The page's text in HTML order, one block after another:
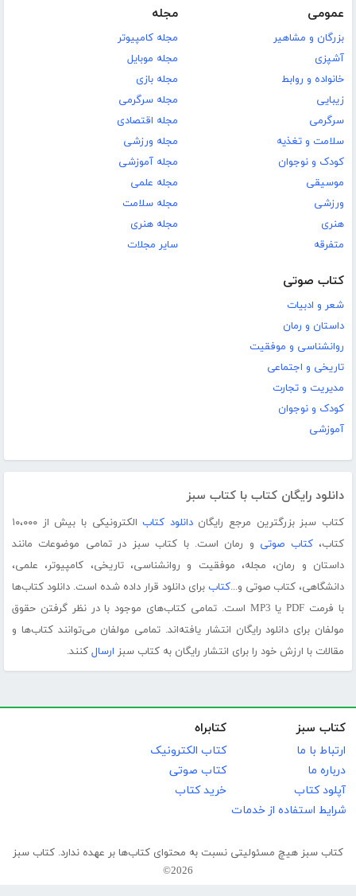
عمومی
بزرگان و مشاهیر
آشپزی
خانواده و روابط
زیبایی
سرگرمی
سلامت و تغذیه
کودک و نوجوان
موسیقی
ورزشی
هنری
متفرقه
مجله
مجله کامپیوتر
مجله موبایل
مجله بازی
مجله سرگرمی
مجله اقتصادی
مجله ورزشی
مجله آموزشی
مجله علمی
مجله سلامت
مجله هنری
سایر مجلات
کتاب صوتی
شعر و ادبیات
داستان و رمان
روانشناسی و موفقیت
تاریخی و اجتماعی
مدیریت و تجارت
کودک و نوجوان
آموزشی
دانلود رایگان کتاب با کتاب سبز
کتاب سبز بزرگترین مرجع رایگاندانلود کتاب
الکترونیکی با بیش از ۱۰،۰۰۰
کتاب،کتاب صوتی و رمان است. با کتاب سبز در تمامی موضوعات مانند
داستان و رمان، مجله، موفقیت و روانشناسی، تاریخی، کامپیوتر، علمی،
دانشگاهی، کتاب صوتی و...کتاب برای دانلود قرار داده شده است. دانلود کتاب‌ها
با فرمت PDF یا MP3 است. تمامی کتاب‌های موجود با در نظر گرفتن حقوق
مولفان برای دانلود رایگان انتشار یافته‌اند. تمامی مولفان می‌توانند کتاب‌ها و
مقالات با ارزش خود را برای انتشار رایگان به کتاب سبز ارسال کنند.
کتاب سبز
ارتباط با ما
درباره ما
آپلود کتاب
شرایط استفاده از خدمات
کتابراه
کتاب الکترونیک
کتاب صوتی
خرید کتاب
کتاب سبز هیچ مسئولیتی نسبت به محتوای کتاب‌ها بر عهده ندارد. کتاب سبز
2026©